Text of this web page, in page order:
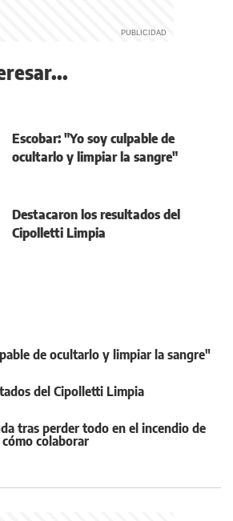
Escobar: "Yo soy culpable de
ocultarlo y limpiar la sangre"
Destacaron los resultados del
Cipolletti Limpia
de ocultarlo y limpiar la sangre"
del Cipolletti Limpia
tras perder todo en el incendio de
colaborar